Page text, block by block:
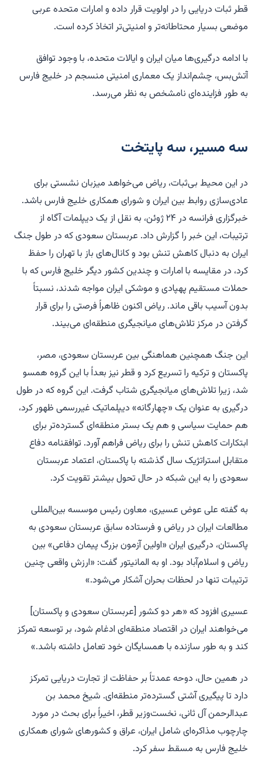
قطر ثبات دریایی را در اولویت قرار داده و امارات متحده عربی
موضعی بسیار محتاطانه‌تر و امنیتی‌تر اتخاذ کرده است.
با ادامه درگیری‌ها میان ایران و ایالات متحده، با وجود توافق
آتش‌بس، چشم‌انداز یک معماری امنیتی منسجم در خلیج فارس
به طور فزاینده‌ای نامشخص به نظر می‌رسد.
سه مسیر، سه پایتخت
در این محیط بی‌ثبات، ریاض می‌خواهد میزبان نشستی برای
عادی‌سازی روابط بین ایران و شورای همکاری خلیج فارس باشد.
خبرگزاری فرانسه در ۲۴ ژوئن، به نقل از یک دیپلمات آگاه از
ترتیبات، این خبر را گزارش داد. عربستان سعودی که در طول جنگ
ایران به دنبال کاهش تنش بود و کانال‌های باز با تهران را حفظ
کرد، در مقایسه با امارات و چندین کشور دیگر خلیج فارس که با
حملات مستقیم پهپادی و موشکی ایران مواجه شدند، نسبتاً
بدون آسیب باقی ماند. ریاض اکنون ظاهراً فرصتی را برای قرار
گرفتن در مرکز تلاش‌های میانجیگری منطقه‌ای می‌بیند.
این جنگ همچنین هماهنگی بین عربستان سعودی، مصر،
پاکستان و ترکیه را تسریع کرد و قطر نیز بعداً با این گروه همسو
شد، زیرا تلاش‌های میانجیگری شتاب گرفت. این گروه که در طول
درگیری به عنوان یک «چهارگانه» دیپلماتیک غیررسمی ظهور کرد،
هم حمایت سیاسی و هم یک بستر منطقه‌ای گسترده‌تر برای
ابتکارات کاهش تنش را برای ریاض فراهم آورد. توافقنامه دفاع
متقابل استراتژیک سال گذشته با پاکستان، اعتماد عربستان
سعودی را به این شبکه در حال تحول بیشتر تقویت کرد.
به گفته علی عوض عسیری، معاون رئیس موسسه بین‌المللی
مطالعات ایران در ریاض و فرستاده سابق عربستان سعودی به
پاکستان، درگیری ایران «اولین آزمون بزرگ پیمان دفاعی» بین
ریاض و اسلام‌آباد بود. او به المانیتور گفت: «ارزش واقعی چنین
ترتیبات تنها در لحظات بحران آشکار می‌شود.»
عسیری افزود که «هر دو کشور [عربستان سعودی و پاکستان]
می‌خواهند ایران در اقتصاد منطقه‌ای ادغام شود، بر توسعه تمرکز
کند و به طور سازنده با همسایگان خود تعامل داشته باشد.»
در همین حال، دوحه عمدتاً بر حفاظت از تجارت دریایی تمرکز
دارد تا پیگیری آشتی گسترده‌تر منطقه‌ای. شیخ محمد بن
عبدالرحمن آل ثانی، نخست‌وزیر قطر، اخیراً برای بحث در مورد
چارچوب مذاکره‌ای شامل ایران، عراق و کشورهای شورای همکاری
خلیج فارس به مسقط سفر کرد.